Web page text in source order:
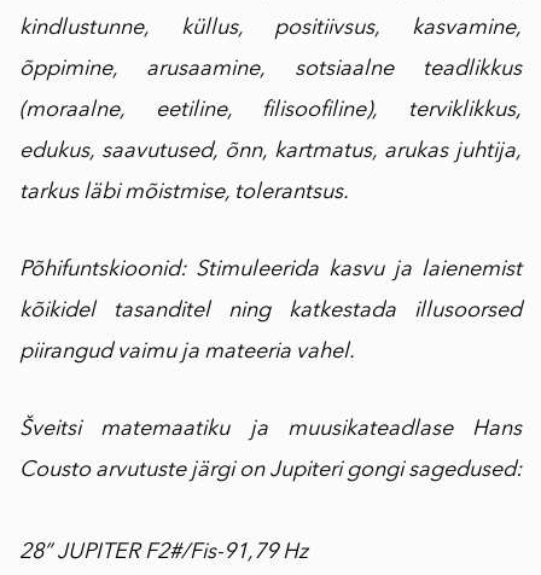
kindlustunne, küllus, positiivsus, kasvamine,
õppimine, arusaamine, sotsiaalne teadlikkus
(moraalne, eetiline, filisoofiline), terviklikkus,
edukus, saavutused, õnn, kartmatus, arukas juhtija,
tarkus läbi mõistmise, tolerantsus.
Põhifuntskioonid: Stimuleerida kasvu ja laienemist
kõikidel tasanditel ning katkestada illusoorsed
piirangud vaimu ja mateeria vahel.
Šveitsi matemaatiku ja muusikateadlase Hans
Cousto arvutuste järgi on Jupiteri gongi sagedused:
28” JUPITER F2#/Fis-91,79 Hz